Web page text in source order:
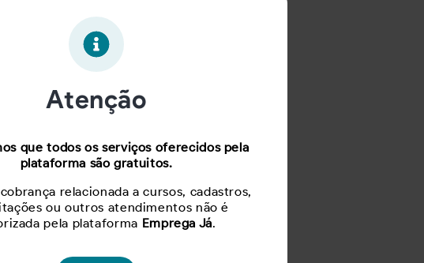
expirada!
Atenção
que todos os serviços oferecidos pela
plataforma são gratuitos.
relacionada a cursos, cadastros,
ou outros atendimentos não é
pela plataforma Emprega Já.